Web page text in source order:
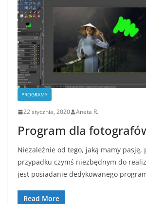
PROGRAMY
22 stycznia, 2020 Aneta R.
Program dla
Niezależnie od tego, jaką mamy pasję,
przypadku czymś niezbędnym do
jest posiadanie dedykowanego
Read More